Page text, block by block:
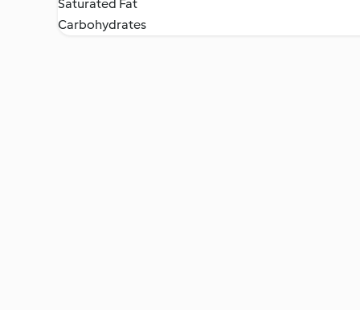
Saturated Fat
Carbohydrates